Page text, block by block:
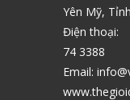
Yên Mỹ,
Điện thoại:
74 3388
Email: